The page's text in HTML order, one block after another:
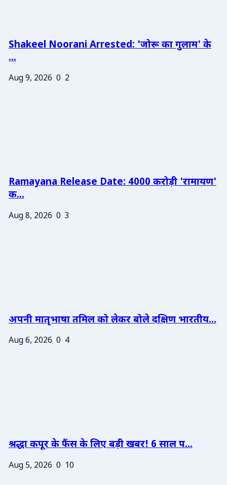
Shakeel Noorani Arrested: 'जोरू का गुलाम' के
...
Aug 9, 2026 0 2
Ramayana Release Date: 4000 करोड़ी 'रामायण'
क...
Aug 8, 2026 0 3
अपनी मातृभाषा तमिल को लेकर बोले दक्षिण भारतीय...
Aug 6, 2026 0 4
श्रद्धा कपूर के फैंस के लिए बड़ी खबर! 6 साल प...
Aug 5, 2026 0 10